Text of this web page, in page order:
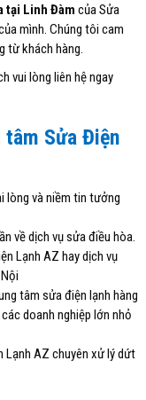
tại Linh Đàm của Sửa
mình. Chúng tôi cam
từ khách hàng.
vui lòng liên hệ ngay
Sửa Điện
lòng và niềm tin tưởng
về dịch vụ sửa điều hòa.
Lạnh AZ hay dịch vụ
tâm sửa điện lạnh hàng
doanh nghiệp lớn nhỏ
Lạnh AZ chuyên xử lý dứt